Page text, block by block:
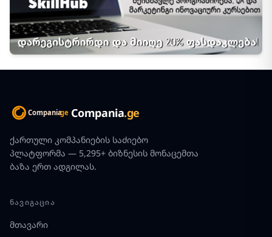
Compania.ge
ქართული კომპანიების საძიებო
პლატფორმა — 5,295+ ბიზნესის მონაცემთა
ბაზა ერთ ადგილას.
ᲜᲐᲕᲘᲒᲐᲪᲘᲐ
მთავარი